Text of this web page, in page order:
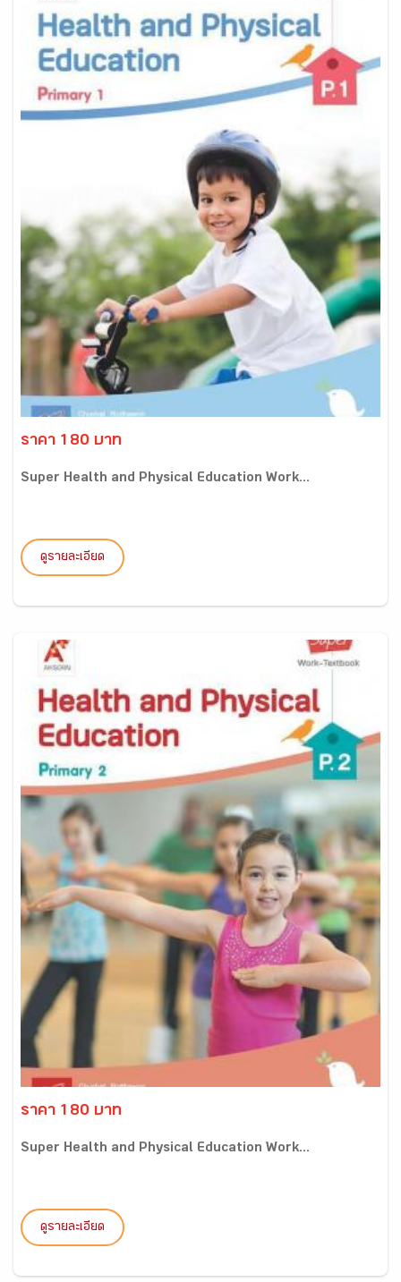
ราคา 180 บาท
Super Health and Physical Education Work...
ดูรายละเอียด
ราคา 180 บาท
Super Health and Physical Education Work...
ดูรายละเอียด